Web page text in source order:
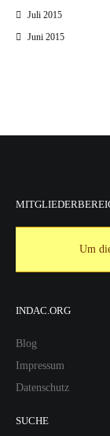
Juli 2015
Juni 2015
Um
INDAC.ORG
Blog
Impressum
Datenschutz
SUCHE